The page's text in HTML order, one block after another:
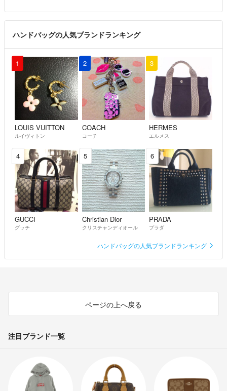
ハンドバッグの人気ブランドランキング
1
LOUIS VUITTON
ルイヴィトン
2
COACH
コーチ
3
HERMES
エルメス
4
GUCCI
グッチ
5
Christian Dior
クリスチャンディオール
6
PRADA
プラダ
ハンドバッグの人気ブランドランキング
ページの上へ戻る
注目ブランド一覧